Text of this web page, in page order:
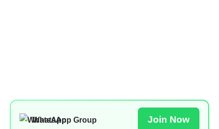
WhatsApp Group Join Now